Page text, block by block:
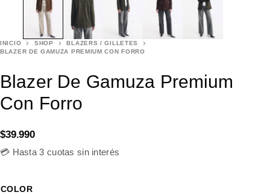
INICIO SHOP
BLAZERS / GILLETES
BLAZER DE GAMUZA PREMIUM CON FORRO
Blazer De Gamuza Premium
Con Forro
$39.990
💳 Hasta 3 cuotas sin interés
COLOR